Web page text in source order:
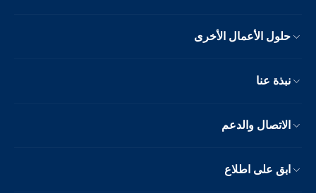
حلول الأعمال الأخرى
نبذة عنا
الاتصال والدعم
ابق على اطلاع